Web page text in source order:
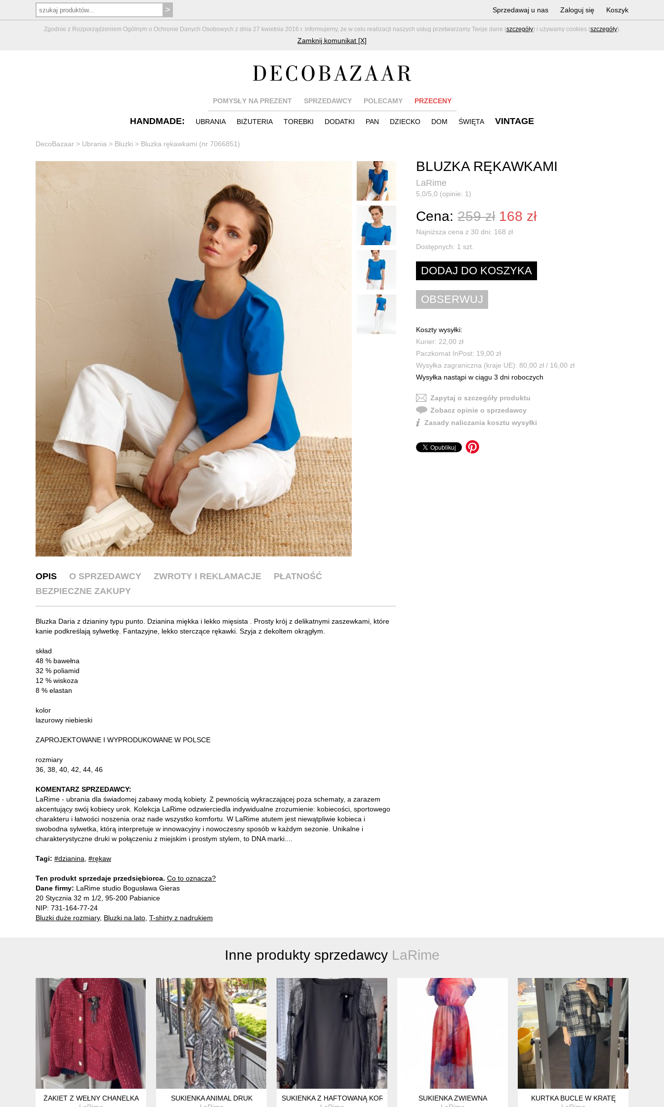
Zgodnie z Rozporządzeniem Ogólnym o Ochronie Danych Osobowych z dnia 27 kwietnia 2016 r. informujemy, że w celu realizacji naszych usług przetwarzamy Twoje dane (szczegóły) i używamy cookies (szczegóły).
Zamknij komunikat [X]
Sprzedawaj u nas Zaloguj się Koszyk
POMYSŁY NA PREZENT SPRZEDAWCY POLECAMY PRZECENY
HANDMADE: UBRANIA BIŻUTERIA TOREBKI DODATKI PAN DZIECKO DOM ŚWIĘTA VINTAGE
DecoBazaar > Ubrania > Bluzki > Bluzka rękawkami (nr 7066851)
BLUZKA RĘKAWKAMI
LaRime
5,0/5,0 (opinie: 1)
Cena: 259 zł 168 zł
Najniższa cena z 30 dni: 168 zł
Dostępnych: 1 szt.
Koszty wysyłki:
Kurier: 22,00 zł
Paczkomat InPost: 19,00 zł
Wysyłka zagraniczna (kraje UE): 80,00 zł / 16,00 zł
Wysyłka nastąpi w ciągu 3 dni roboczych
Zapytaj o szczegóły produktu
Zobacz opinie o sprzedawcy
Zasady naliczania kosztu wysyłki
OPIS O SPRZEDAWCY ZWROTY I REKLAMACJE
PŁATNOŚĆ
BEZPIECZNE ZAKUPY
Bluzka Daria z dzianiny typu punto. Dzianina miękka i lekko mięsista . Prosty krój z delikatnymi zaszewkami, które
kanie podkreślają sylwetkę. Fantazyjne, lekko sterczące rękawki. Szyja z dekoltem okrągłym.
skład
48 % bawełna
32 % poliamid
12 % wiskoza
8 % elastan
kolor
lazurowy niebieski
ZAPROJEKTOWANE I WYPRODUKOWANE W POLSCE
rozmiary
36, 38, 40, 42, 44, 46
KOMENTARZ SPRZEDAWCY:
LaRime - ubrania dla świadomej zabawy modą kobiety. Z pewnością wykraczającej poza schematy, a zarazem
akcentujący swój kobiecy urok. Kolekcja LaRime odzwierciedla indywidualne zrozumienie: kobiecości, sportowego
charakteru i łatwości noszenia oraz nade wszystko komfortu. W LaRime atutem jest niewątpliwie kobieca i
swobodna sylwetka, którą interpretuje w innowacyjny i nowoczesny sposób w każdym sezonie. Unikalne i
charakterystyczne druki w połączeniu z miejskim i prostym stylem, to DNA marki....
Tagi: #dzianina #rękaw
Ten produkt sprzedaje przedsiębiorca. Co to oznacza?
Dane firmy: LaRime studio Bogusława Gieras
20 Stycznia 32 m 1/2, 95-200 Pabianice
NIP: 731-164-77-24
Bluzki duże rozmiary, Bluzki na lato T-shirty z nadrukiem
Inne produkty sprzedawcy LaRime
ŻAKIET Z WEŁNY CHANELKA
SUKIENKA ANIMAL DRUK
SUKIENKA Z HAFTOWANĄ KORONKĄ
SUKIENKA ZWIEWNA
KURTKA BUCLE W KRATĘ